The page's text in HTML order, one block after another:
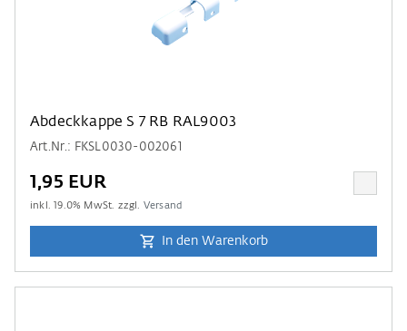
Abdeckkappe S 7 RB RAL9003
Art.Nr.: FKSL0030-002061
1,95 EUR
inkl.19.0% MwSt. zzgl. Versand
In den Warenkorb